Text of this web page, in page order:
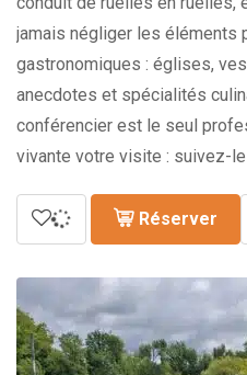
jamais négliger les éléments
gastronomiques : églises,
anecdotes et spécialités
conférencier est le seul
vivante votre visite : suivez-
Réserver